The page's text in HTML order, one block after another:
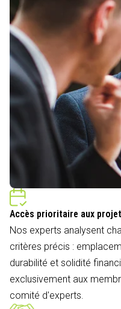
Accès prioritaire aux
Nos experts analysent
critères précis :
durabilité et solidité
exclusivement aux
comité d'experts.